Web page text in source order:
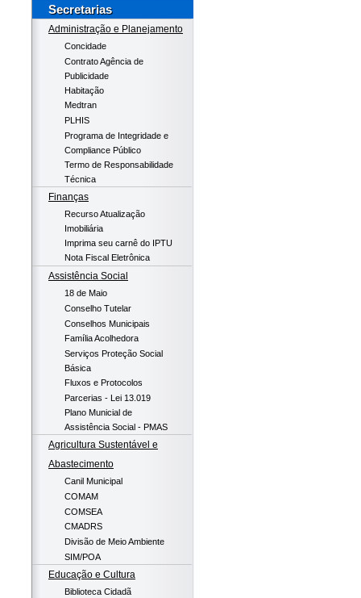
Secretarias
Administração e Planejamento
Concidade
Contrato Agência de
Publicidade
Habitação
Medtran
PLHIS
Programa de Integridade e
Compliance Público
Termo de Responsabilidade
Técnica
Finanças
Recurso Atualização
Imobiliária
Imprima seu carnê do IPTU
Nota Fiscal Eletrônica
Assistência Social
18 de Maio
Conselho Tutelar
Conselhos Municipais
Família Acolhedora
Serviços Proteção Social
Básica
Fluxos e Protocolos
Parcerias - Lei 13.019
Plano Municial de
Assistência Social - PMAS
Agricultura Sustentável e
Abastecimento
Canil Municipal
COMAM
COMSEA
CMADRS
Divisão de Meio Ambiente
SIM/POA
Educação e Cultura
Biblioteca Cidadã